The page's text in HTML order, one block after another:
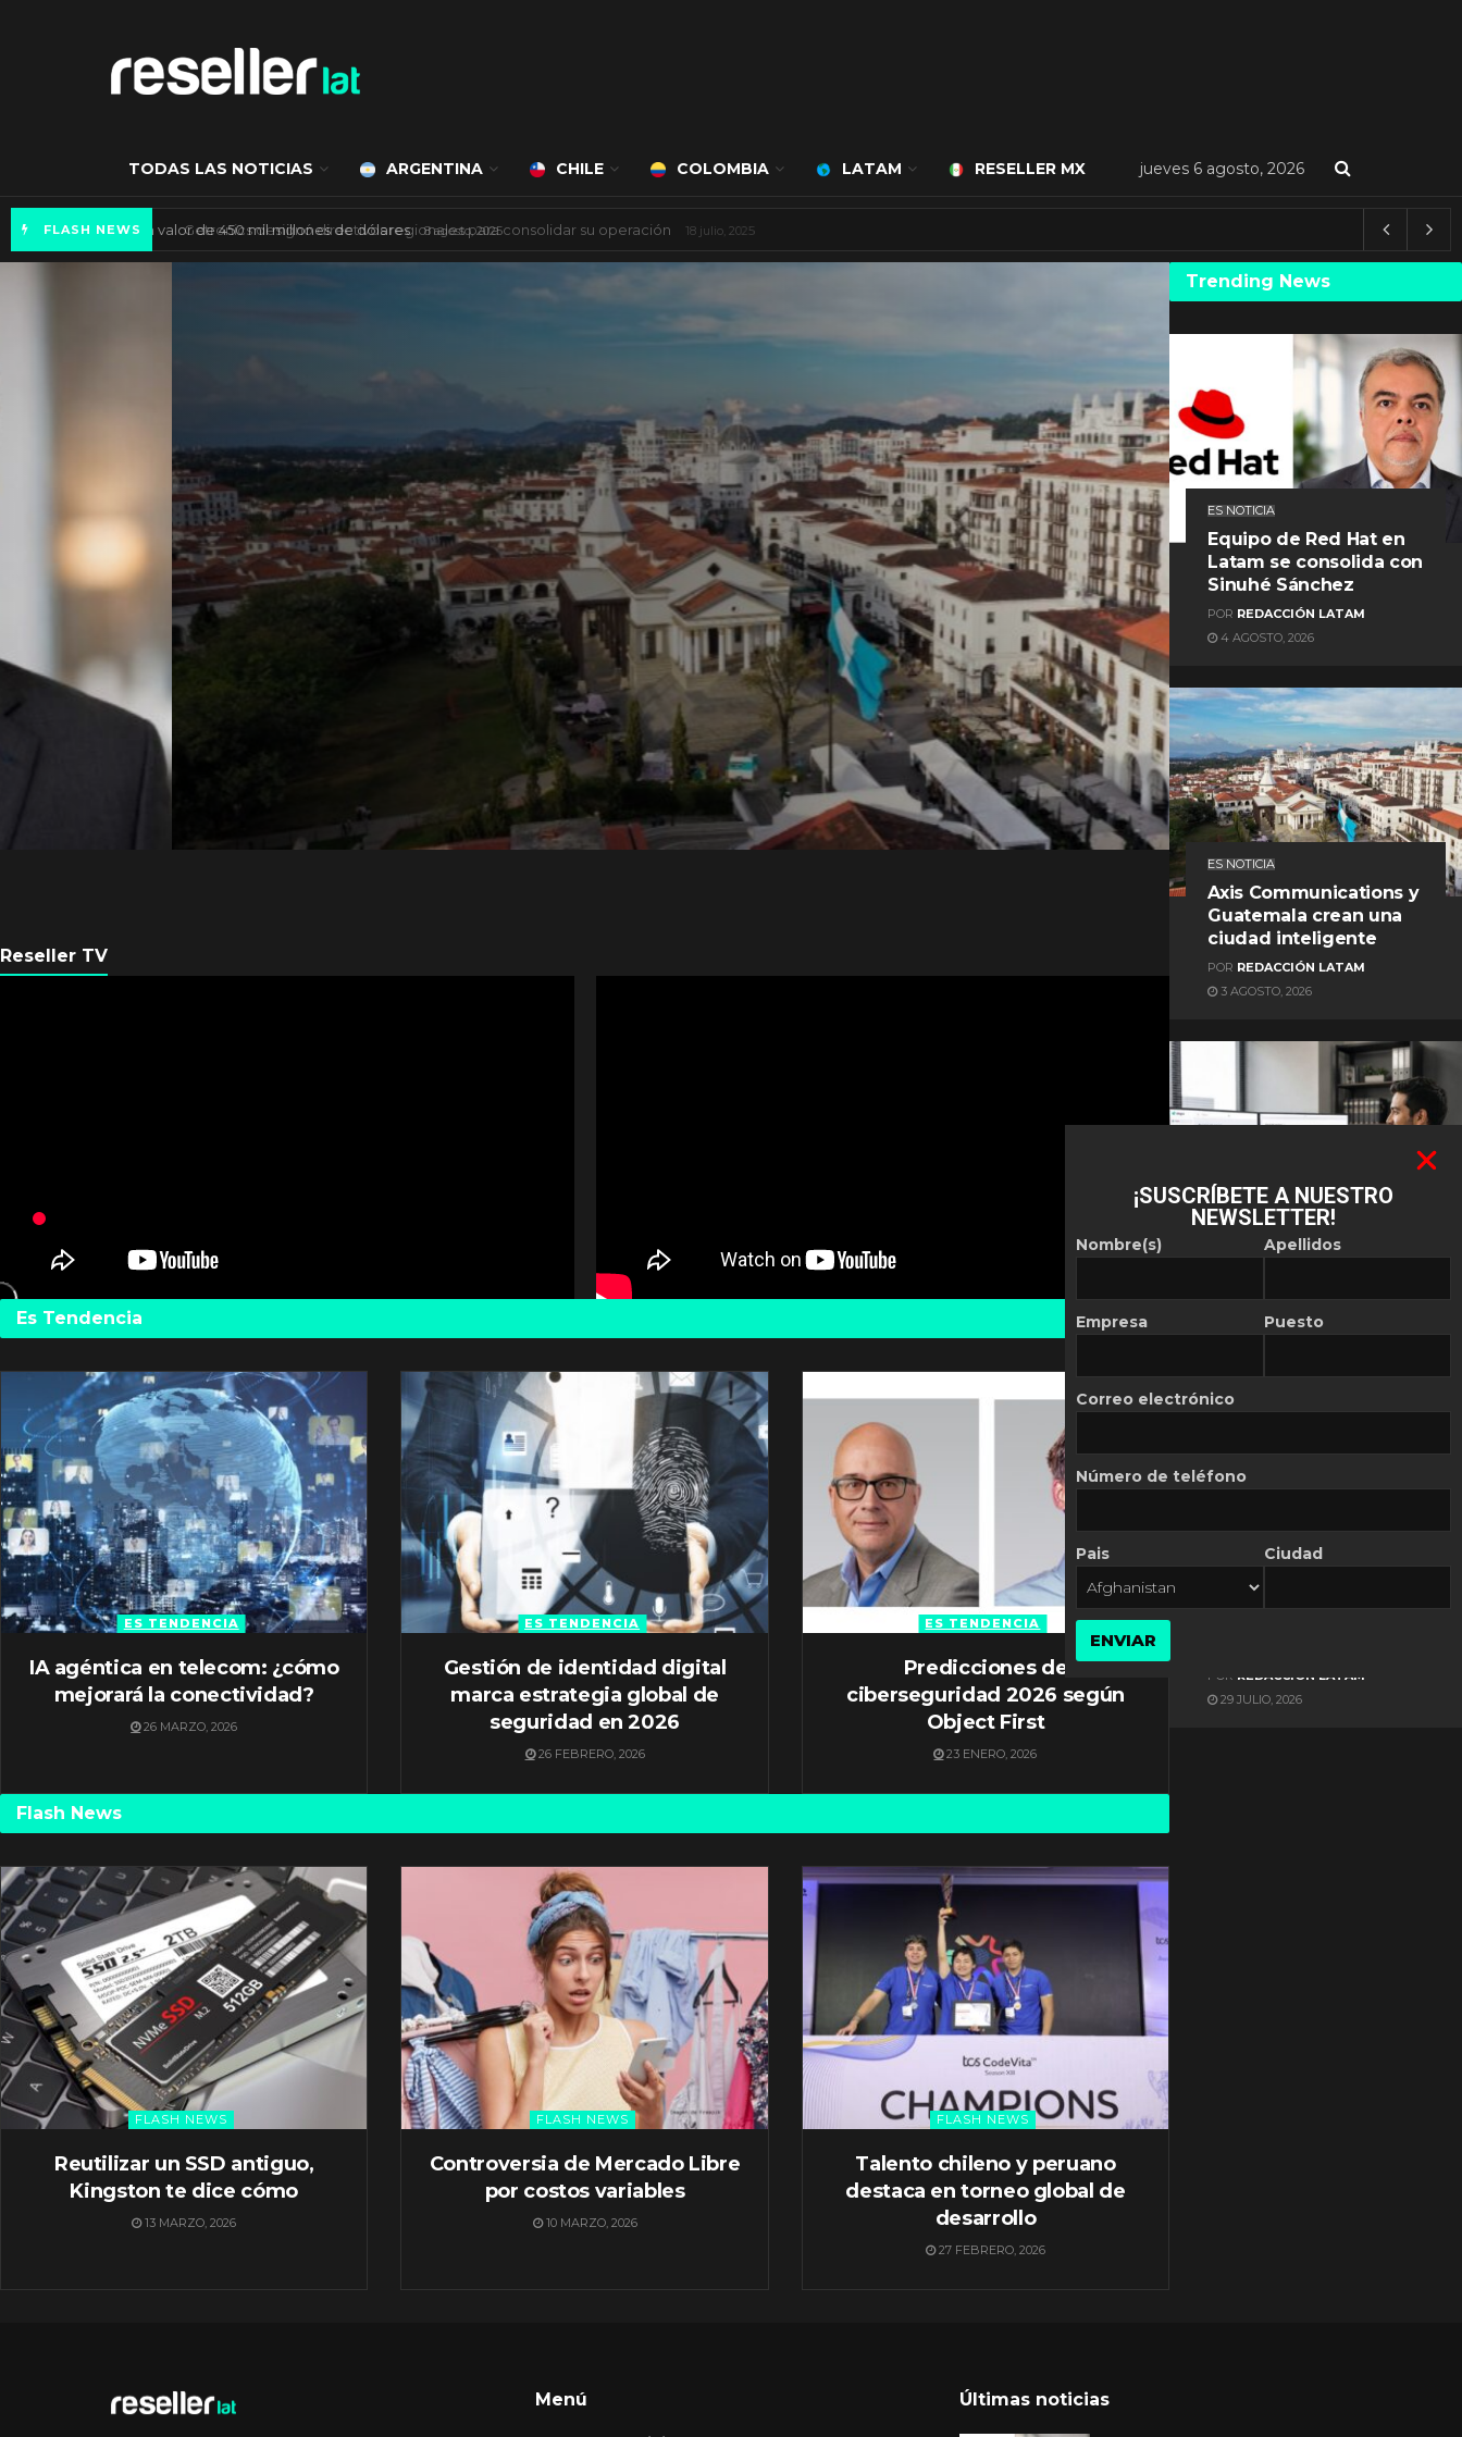
TODAS LAS NOTICIAS ARGENTINA CHILE COLOMBIA LATAM RESELLER MX jueves 6 agosto, 2026
FLASH NEWS Mercado de IA agéntica tiene un valor de 450 mil millones de dólares 8 agosto, 2025
Axis Communications y
Guatemala crean una
ciudad inteligente
REDACCIÓN LATAM
Reseller TV
Es Tendencia
ES TENDENCIA
IA agéntica en telecom: ¿cómo
mejorará la conectividad?
26 MARZO, 2026
ES TENDENCIA
Gestión de identidad digital
marca estrategia global de
seguridad en 2026
26 FEBRERO, 2026
ES TENDENCIA
Predicciones de
ciberseguridad 2026 según
Object First
23 ENERO, 2026
Flash News
FLASH NEWS
Reutilizar un SSD antiguo,
Kingston te dice cómo
13 MARZO, 2026
FLASH NEWS
Controversia de Mercado Libre
por costos variables
10 MARZO, 2026
FLASH NEWS
Talento chileno y peruano
destaca en torneo global de
desarrollo
27 FEBRERO, 2026
Trending News
ES NOTICIA
Equipo de Red Hat en
Latam se consolida con
Sinuhé Sánchez
POR REDACCIÓN LATAM
4 AGOSTO, 2026
ES NOTICIA
Axis Communications y
Guatemala crean una
ciudad inteligente
POR REDACCIÓN LATAM
3 AGOSTO, 2026
ES NOTICIA
Automatización de las
REDACCIÓN LATAM
ES NOTICIA
POR REDACCIÓN LATAM
29 JULIO, 2026
Menú Últimas noticias
¡SUSCRÍBETE A NUESTRO
NEWSLETTER!
Nombre(s)
Empresa
Apellidos
Puesto
Correo electrónico
Número de teléfono
Pais Ciudad
ENVIAR